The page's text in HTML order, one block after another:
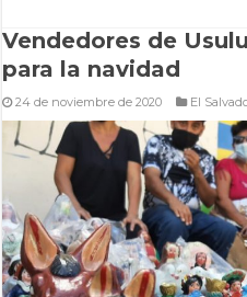
Vendedores de
para la navidad
24 de noviembre de 2020 El